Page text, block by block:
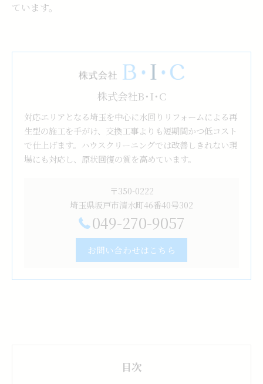
ています。
株式会社B･I･C
対応エリアとなる埼玉を中心に水回りリフォームによる再
生型の施工を手がけ、交換工事よりも短期間かつ低コスト
で仕上げます。ハウスクリーニングでは改善しきれない現
場にも対応し、原状回復の質を高めています。
〒350-0222
埼玉県坂戸市清水町46番40号302
049-270-9057
お問い合わせはこちら
目次